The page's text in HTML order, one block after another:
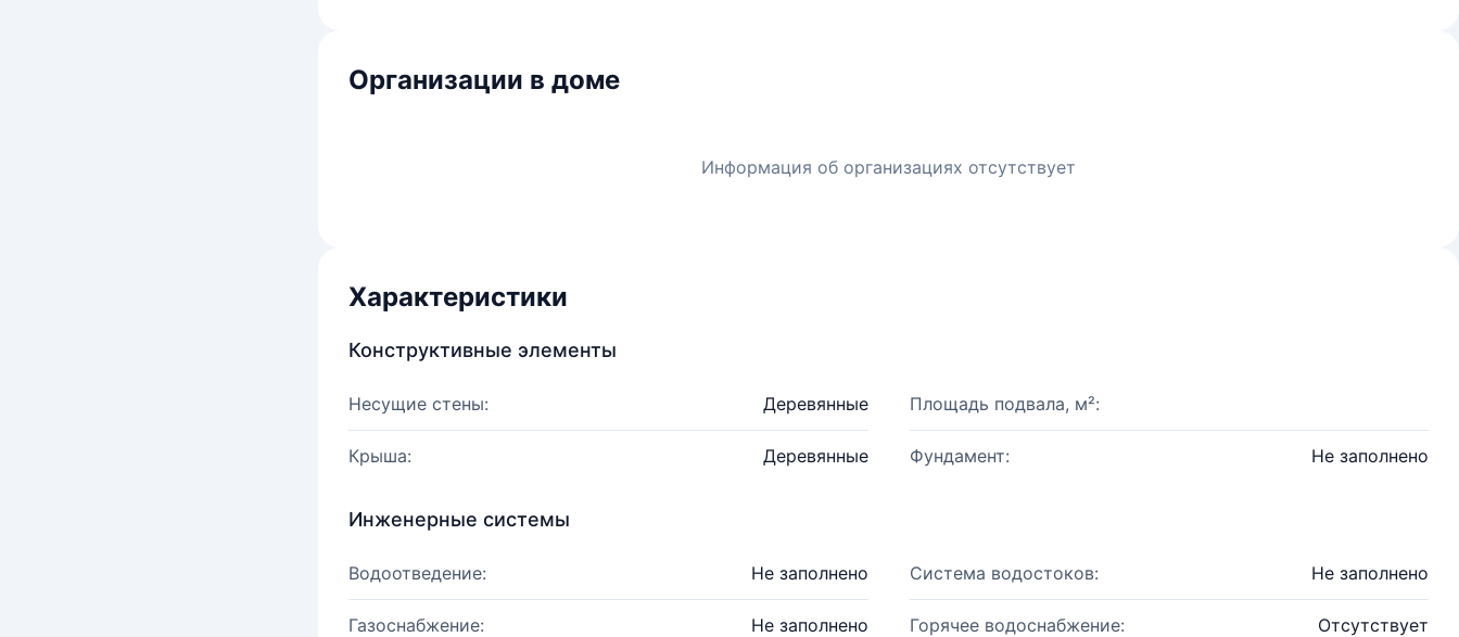
Организации в доме
Информация об организациях отсутствует
Характеристики
Конструктивные элементы
Несущие стены: Деревянные Площадь подвала, м²:
Крыша: Деревянные Фундамент: Не заполнено
Инженерные системы
Водоотведение: Не заполнено Система водостоков: Не заполнено
Газоснабжение: Не заполнено Горячее водоснабжение: Отсутствует